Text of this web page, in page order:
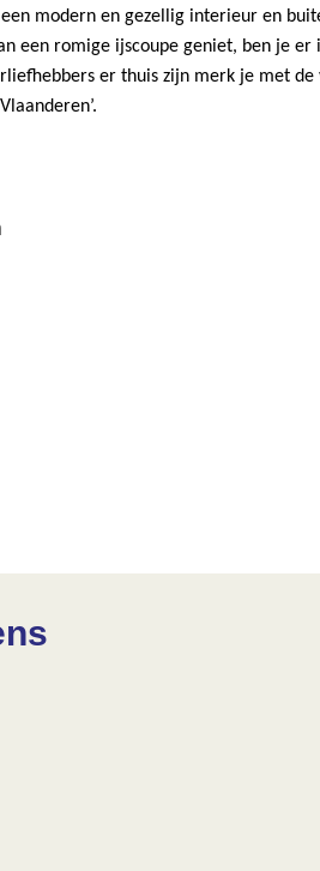
modern en gezellig interieur en
een romige ijscoupe geniet, ben je
er thuis zijn merk je met de